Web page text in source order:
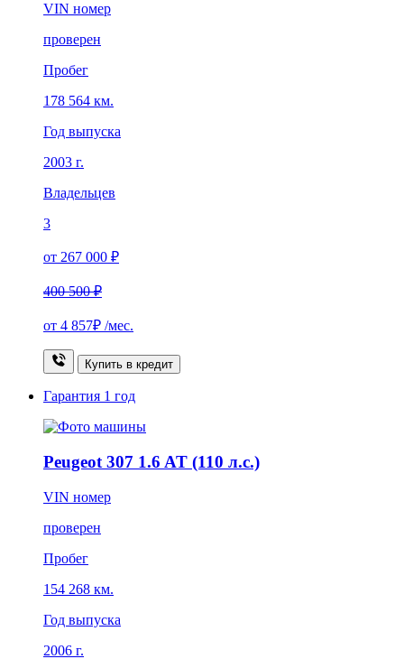
VIN номер
проверен
Пробег
178 564 км.
Год выпуска
2003 г.
Владельцев
3
от 267 000 ₽
400 500 ₽
от 4 857₽ /мес.
Купить в кредит
Гарантия 1 год
Peugeot 307 1.6 AT (110 л.с.)
VIN номер
проверен
Пробег
154 268 км.
Год выпуска
2006 г.